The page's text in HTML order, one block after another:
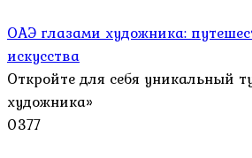
ОАЭ глазами художника:
искусства
Откройте для себя уникальный
художника»
0377